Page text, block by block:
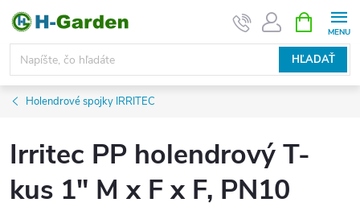
Prejsť
obsah
HĽADAŤ
KOŠÍK
Holendrové spojky IRRITEC
Irritec PP holendrový T-
kus 1" M x F x F, PN10